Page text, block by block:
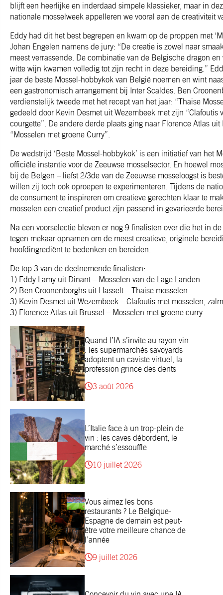
blijft een heerlijke en inderdaad simpele klassieker, maar in
nationale mosselweek appelleren we vooral aan de creativiteit
Eddy had dit het best begrepen en kwam op de proppen met
Johan Engelen namens de jury: “De creatie is zowel naar
meest verrassende. De combinatie van de Belgische dragon
witte wijn kwamen volledig tot zijn recht in deze bereiding.”
jaar de beste Mossel-hobbykok van België noemen en wint
een gastronomisch arrangement bij Inter Scaldes. Ben
verdienstelijk tweede met het recept van het jaar: “Thaise
gedeeld door Kevin Desmet uit Wezembeek met zijn “Clafoutis
courgette”. De andere derde plaats ging naar Florence Atlas
“Mosselen met groene Curry”.
De wedstrijd ‘Beste Mossel-hobbykok’ is een initiatief van het
officiële instantie voor de Zeeuwse mosselsector. En hoewel
bij de Belgen – liefst 2/3de van de Zeeuwse mosseloogst is
willen zij toch ook oproepen te experimenteren. Tijdens de
de consument te inspireren om creatieve gerechten klaar te
mosselen een creatief product zijn passend in gevarieerde
Na een voorselectie bleven er nog 9 finalisten over die het in
tegen mekaar opnamen om de meest creatieve, originele
hoofdingrediënt te bedenken en bereiden.
De top 3 van de deelnemende finalisten:
1) Eddy Lamy uit Dinant – Mosselen van de Lage Landen
2) Ben Croonenborghs uit Hasselt – Thaise mosselen
3) Kevin Desmet uit Wezembeek – Clafoutis met mosselen,
3) Florence Atlas uit Brussel – Mosselen met groene curry
Quand l’IA s’invite au rayon vin
: les supermarchés savoyards
adoptent un caviste virtuel, la
profession grince des dents
3 août 2026
L’Italie face à un trop-plein de
vin : les caves débordent, le
marché s’essouffle
10 juillet 2026
Vous aimez les bons
restaurants ? Le Belgique-
Espagne de demain est peut-
être votre meilleure chance de
l’année
9 juillet 2026